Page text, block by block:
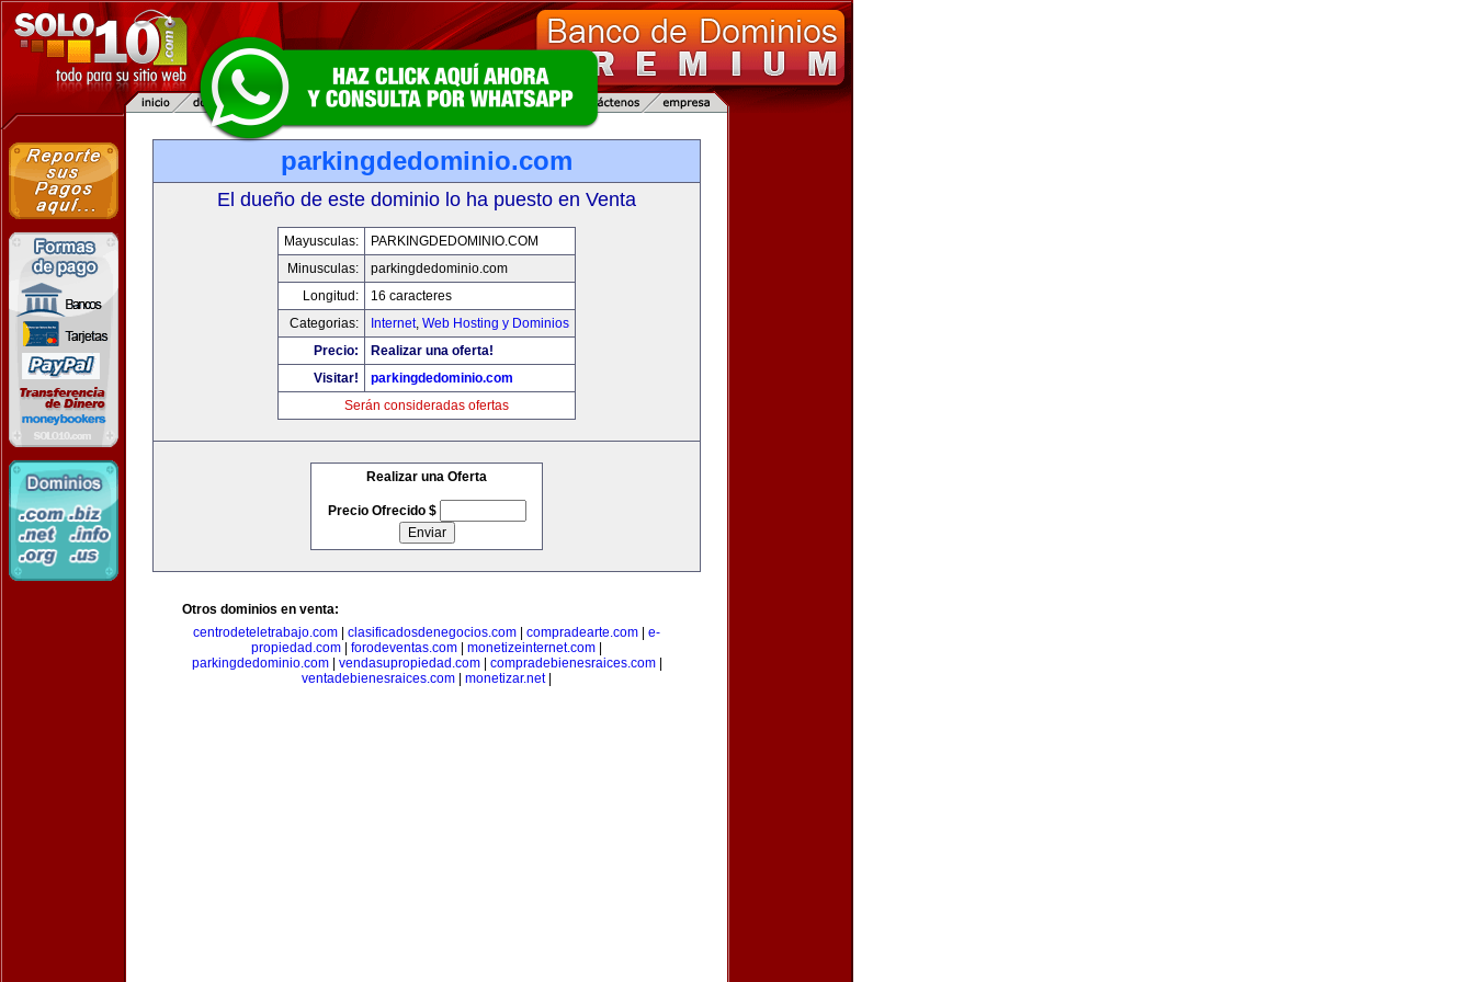
parkingdedominio.com
El dueño de este dominio lo ha puesto en Venta
Mayusculas:
PARKINGDEDOMINIO.COM
Minusculas:
parkingdedominio.com
Longitud:
16 caracteres
Categorias:
Internet, Web Hosting y Dominios
Precio:
Realizar una oferta!
Visitar!
parkingdedominio.com
Serán consideradas ofertas
Realizar una Oferta
Precio Ofrecido $
Otros dominios en venta:
centrodeteletrabajo.com
clasificadosdenegocios.com compradearte.com
e-
propiedad.com
forodeventas.com monetizeinternet.com
parkingdedominio.com| vendasupropiedad.com| compradebienesraices.com|
ventadebienesraices.com
monetizar.net|